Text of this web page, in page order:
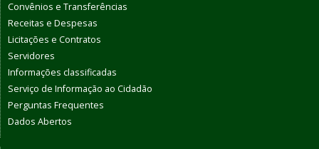
Convênios e Transferências
Receitas e Despesas
Licitações e Contratos
Servidores
Informações classificadas
Serviço de Informação ao Cidadão
Perguntas Frequentes
Dados Abertos